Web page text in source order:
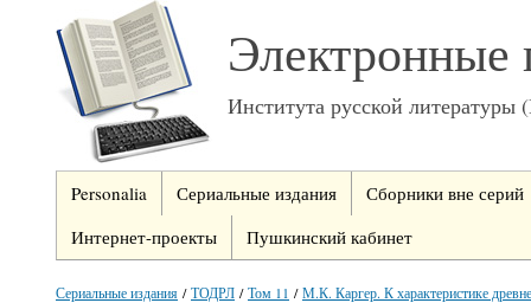
Электронные
Института русской
Personalia Сериальные издания
Сборники вне серий
Интернет-проекты
Пушкинский кабинет
Сериальные издания /ТОДРЛ /Том 11 /М.К. Каргер. К характеристике